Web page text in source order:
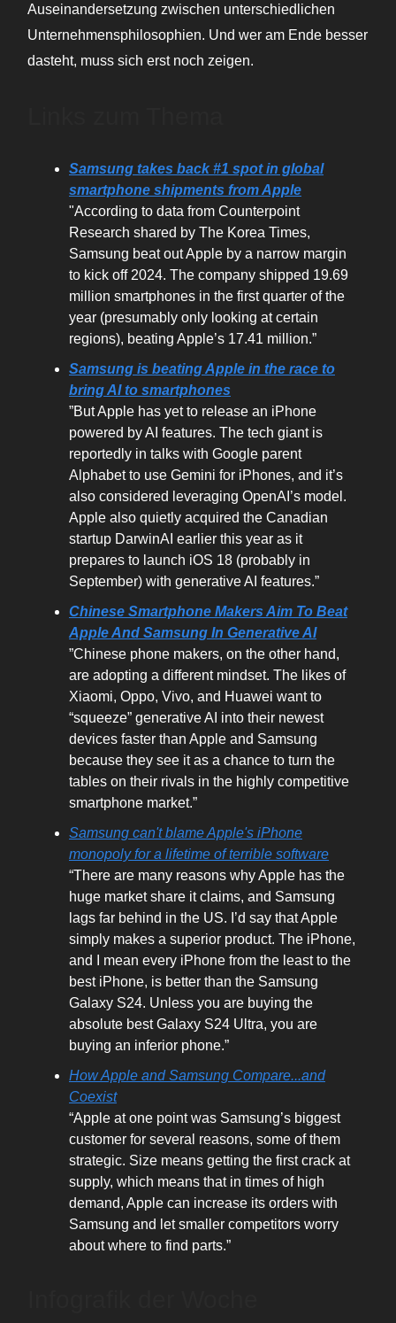
Auseinandersetzung zwischen unterschiedlichen
Unternehmensphilosophien. Und wer am Ende besser
dasteht, muss sich erst noch zeigen.
Samsung takes back #1 spot in global
smartphone shipments from Apple
"According to data from Counterpoint
Research shared by The Korea Times,
Samsung beat out Apple by a narrow margin
to kick off 2024. The company shipped 19.69
million smartphones in the first quarter of the
year (presumably only looking at certain
regions), beating Apple’s 17.41 million.”
Samsung is beating Apple in the race to
bring AI to smartphones
”But Apple has yet to release an iPhone
powered by AI features. The tech giant is
reportedly in talks with Google parent
Alphabet to use Gemini for iPhones, and it’s
also considered leveraging OpenAI’s model.
Apple also quietly acquired the Canadian
startup DarwinAI earlier this year as it
prepares to launch iOS 18 (probably in
September) with generative AI features.”
Chinese Smartphone Makers Aim To Beat
Apple And Samsung In Generative AI
”Chinese phone makers, on the other hand,
are adopting a different mindset. The likes of
Xiaomi, Oppo, Vivo, and Huawei want to
“squeeze” generative AI into their newest
devices faster than Apple and Samsung
because they see it as a chance to turn the
tables on their rivals in the highly competitive
smartphone market.”
Samsung can't blame Apple's iPhone
monopoly for a lifetime of terrible software
“There are many reasons why Apple has the
huge market share it claims, and Samsung
lags far behind in the US. I’d say that Apple
simply makes a superior product. The iPhone,
and I mean every iPhone from the least to the
best iPhone, is better than the Samsung
Galaxy S24. Unless you are buying the
absolute best Galaxy S24 Ultra, you are
buying an inferior phone.”
How Apple and Samsung Compare...and
Coexist
“Apple at one point was Samsung’s biggest
customer for several reasons, some of them
strategic. Size means getting the first crack at
supply, which means that in times of high
demand, Apple can increase its orders with
Samsung and let smaller competitors worry
about where to find parts.”